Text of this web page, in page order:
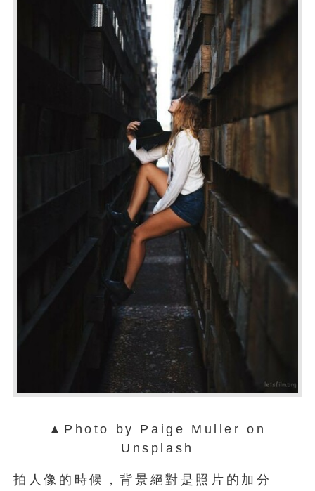
▲Photo by Paige Muller on
Unsplash
拍人像的時候，背景絕對是照片的加分